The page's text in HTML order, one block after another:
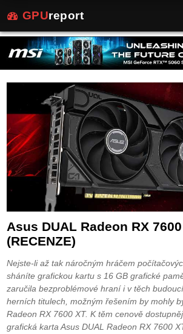
GPUreport
Asus DUAL Radeon RX
(RECENZE)
Nejste-li až tak náročným hráčem
sháníte grafickou kartu s 16 GB grafické
zaručila bezproblémové hraní i v těch
herních titulech, možným řešením by mohly
Radeon RX 7600 XT. K těm cenově
grafická karta Asus DUAL Radeon RX 7600